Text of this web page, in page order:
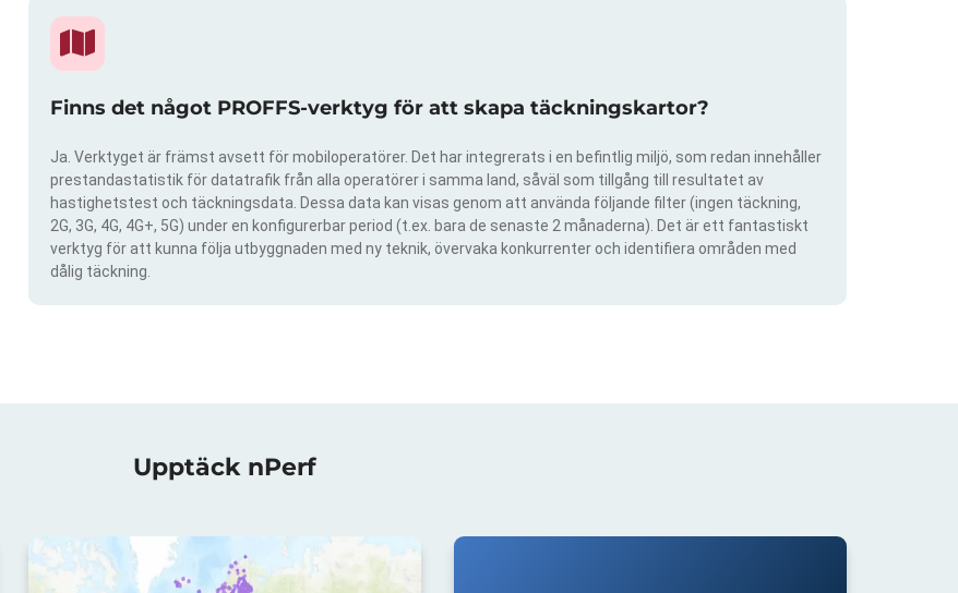
Finns det något PROFFS-verktyg för att skapa täckningskartor?
Ja. Verktyget är främst avsett för mobiloperatörer. Det har integrerats i en befintlig miljö, som redan innehåller
prestandastatistik för datatrafik från alla operatörer i samma land, såväl som tillgång till resultatet av
hastighetstest och täckningsdata. Dessa data kan visas genom att använda följande filter (ingen täckning,
2G, 3G, 4G, 4G+, 5G) under en konfigurerbar period (t.ex. bara de senaste 2 månaderna). Det är ett fantastiskt
verktyg för att kunna följa utbyggnaden med ny teknik, övervaka konkurrenter och identifiera områden med
dålig täckning.
Upptäck nPerf